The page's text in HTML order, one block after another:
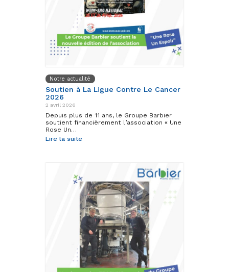
Notre actualité
Soutien à La Ligue Contre Le Cancer
2026
2 avril 2026
Depuis plus de 11 ans, le Groupe Barbier
soutient financièrement l’association « Une
Rose Un…
Lire la suite